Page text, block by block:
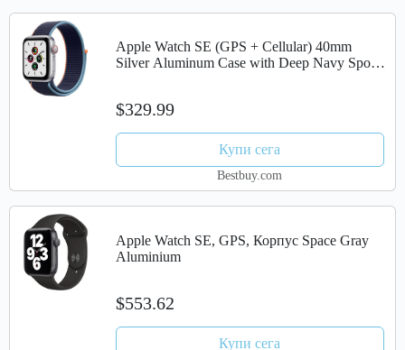
Apple Watch SE (GPS + Cellular) 40mm
Silver Aluminum Case with Deep Navy Sport
$329.99
Купи сега
Bestbuy.com
Apple Watch SE, GPS, Корпус Space Gray
Aluminium
$553.62
Купи сега